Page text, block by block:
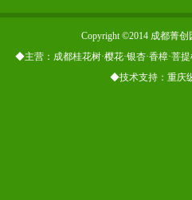
Copyright ©2014 成都菁
◆主营：成都桂花树·樱花·银杏·香樟·菩
◆技术支持：重庆